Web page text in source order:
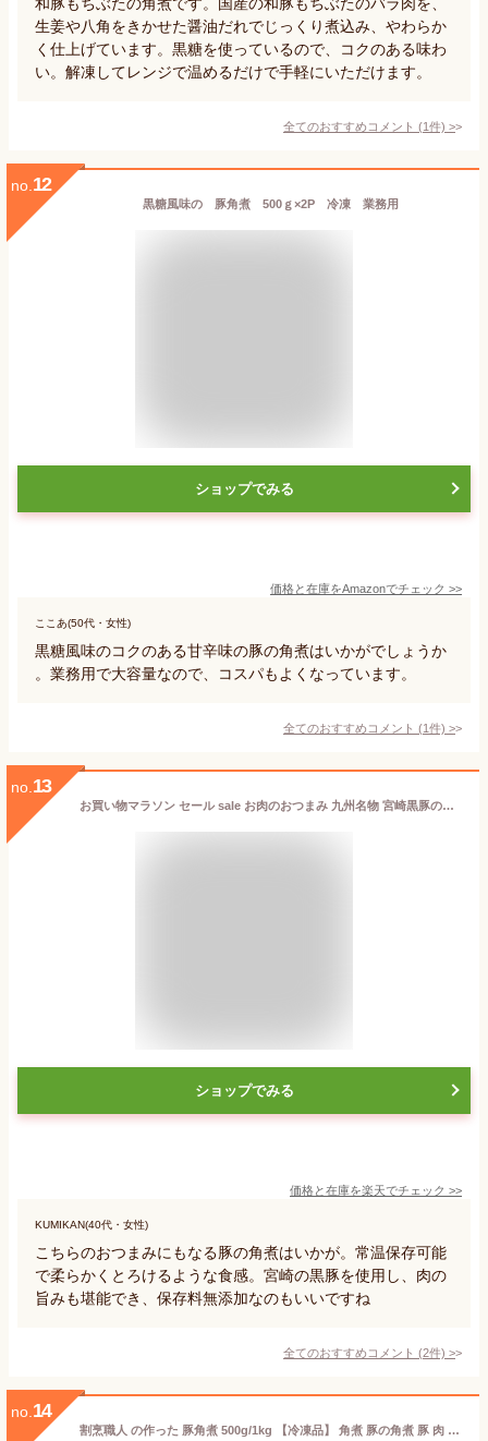
生姜や八角をきかせた醤油だれでじっくり煮込み、やわらか
く仕上げています。黒糖を使っているので、コクのある味わ
い。解凍してレンジで温めるだけで手軽にいただけます。
全てのおすすめコメント (1件) >
no. 12
黒糖風味の 豚角煮 500ｇ×2P 冷凍 業務用
ショップでみる
価格と在庫をAmazonでチェック >>
ここあ(50代・女性)
黒糖風味のコクのある甘辛味の豚の角煮はいかがでしょうか
。業務用で大容量なので、コスパもよくなっています。
全てのおすすめコメント (1件) >
no. 13
お買い物マラソン セール sale お肉のおつまみ 九州名物 宮崎黒豚の角煮 250g×1個(豚バラ/豚角煮/煮豚) 煮物 煮込み料理 トロトロ おかず レトルト食品 常温保存 珍味のお試し 簡易包装 訳あり お取り寄せグルメ 食品 グルメ 惣菜 豚肉 ポーク ポイント消化 送料無料
ショップでみる
価格と在庫を楽天でチェック >>
KUMIKAN(40代・女性)
こちらのおつまみにもなる豚の角煮はいかが。常温保存可能
で柔らかくとろけるような食感。宮崎の黒豚を使用し、肉の
旨みも堪能でき、保存料無添加なのもいいですね
全てのおすすめコメント (2件) >
no. 14
割烹職人 の作った 豚角煮 500g/1kg 【冷凍品】 角煮 豚の角煮 豚 肉 ご飯のお供 ごはんのおとも 飲茶 点心 送料無料 父の日 煮豚 無添加 ラフテー 惣菜 総菜 ご飯のお供 お取り寄せ おせち料理 ギフト 豚肉 業務用 お弁当